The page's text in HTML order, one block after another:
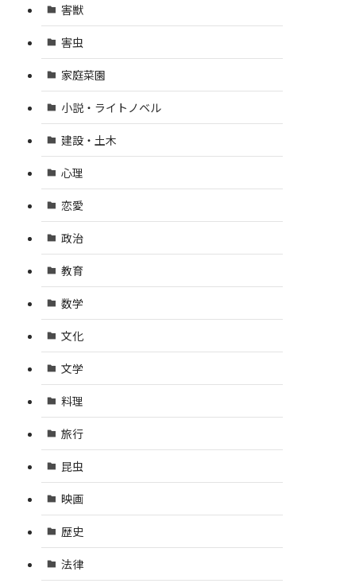
害獣
害虫
家庭菜園
小説・ライトノベル
建設・土木
心理
恋愛
政治
教育
数学
文化
文学
料理
旅行
昆虫
映画
歴史
法律